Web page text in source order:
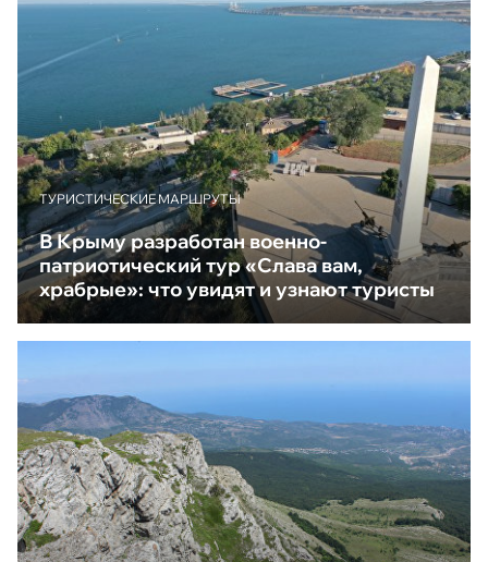
ТУРИСТИЧЕСКИЕ МАРШРУТЫ
В Крыму разработан военно-
патриотический тур «Слава вам,
храбрые»: что увидят и узнают туристы